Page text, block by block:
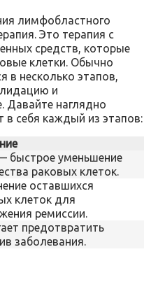
лимфобластного
Это терапия с
средств, которые
клетки. Обычно
в несколько этапов,
и
Давайте наглядно
в себя каждый из этапов:
быстрое уменьшение
раковых клеток.
оставшихся
клеток для
ремиссии.
предотвратить
заболевания.